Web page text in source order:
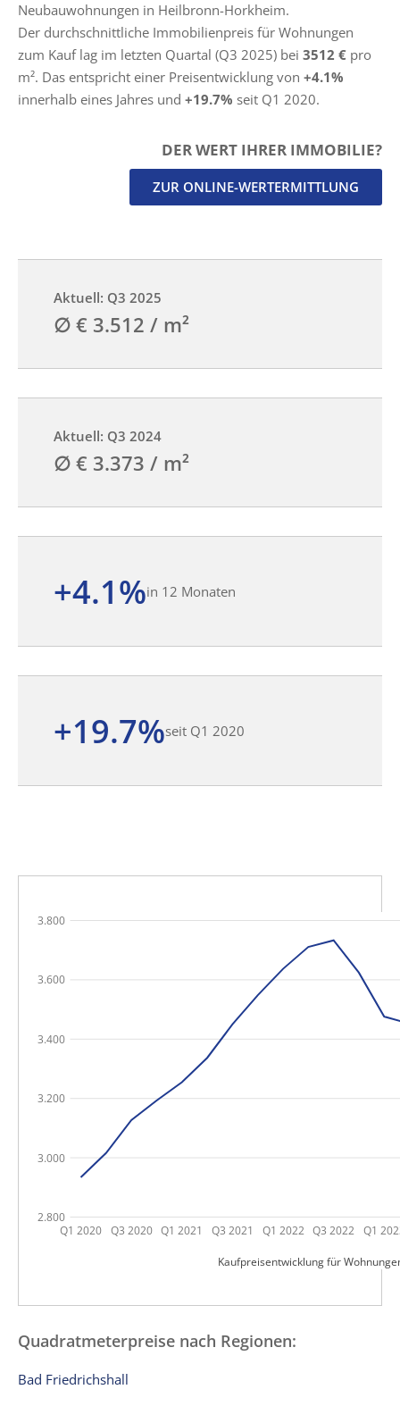
Neubauwohnungen in Heilbronn-Horkheim.
Der durchschnittliche Immobilienpreis für Wohnungen
zum Kauf lag im letzten Quartal (Q3 2025) bei 3512 € pro
m². Das entspricht einer Preisentwicklung von +4.1%
innerhalb eines Jahres und +19.7% seit Q1 2020.
DER WERT IHRER IMMOBILIE?
ZUR ONLINE-WERTERMITTLUNG
Aktuell: Q3 2025
∅ € 3.512 / m²
Aktuell: Q3 2024
∅ € 3.373 / m²
+4.1%in 12 Monaten
+19.7%seit Q1 2020
Q1 2020 Q3 2020 Q1 2021 Q3 2021 Q1 2022 Q3 2022 Q1
Kaufpreisentwicklung für
2.800
3.000
3.200
3.400
3.600
3.800
Quadratmeterpreise nach Regionen:
Bad Friedrichshall